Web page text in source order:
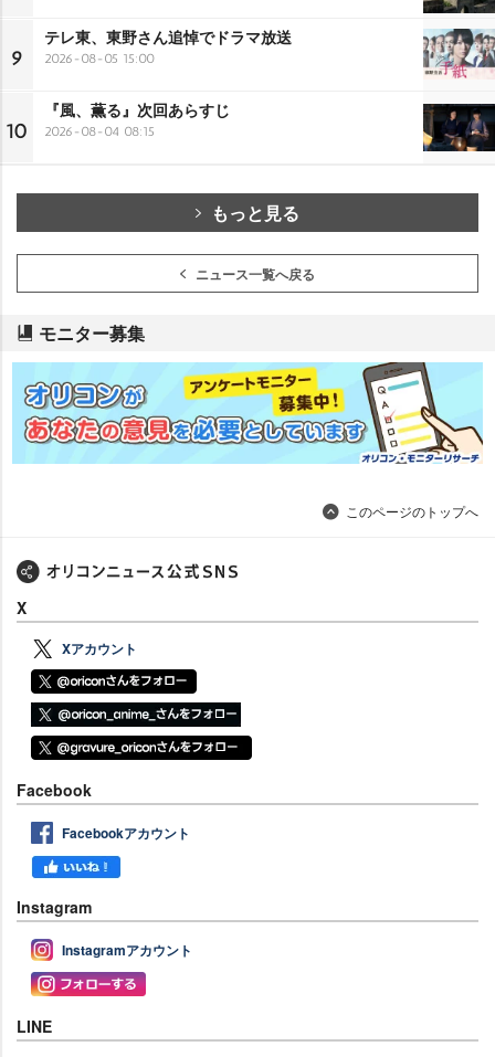
9
テレ東、東野さん追悼でドラマ放送
2026-08-05 15:00
10
『風、薫る』次回あらすじ
2026-08-04 08:15
もっと見る
ニュース一覧へ戻る
モニター募集
このページのトップへ
X
Xアカウント
Facebook
Facebookアカウント
Instagram
Instagramアカウント
LINE